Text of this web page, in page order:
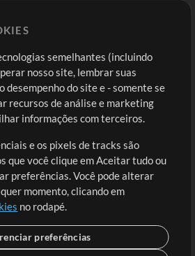
Entre
Cadastre-se
Ir ao carrinho
semelhantes (incluindo
nosso site, lembrar suas
desempenho do site e - somente se
recursos de análise e marketing
informações com terceiros.
e os pixels de tracks são
que você clique em Aceitar tudo ou
preferências. Você pode alterar
momento, clicando em
no rodapé.
preferências